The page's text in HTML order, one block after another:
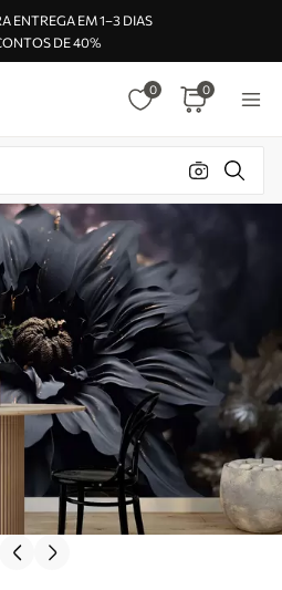
ENTREGA EM 1–3 DIAS
DE 40%
0 0